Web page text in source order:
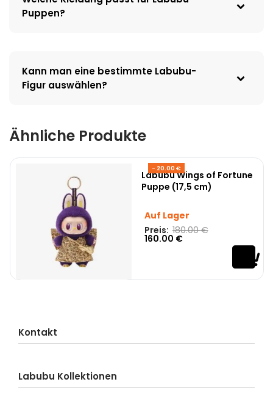
Puppen?
Kann man eine bestimmte Labubu-
Figur auswählen?
Ähnliche Produkte
- 20.00 €
Labubu Wings of Fortune
Puppe (17,5 cm)
Auf Lager
Preis: 180.00€
160.00 €
Kontakt
Lieferung
Labubu Kollektionen